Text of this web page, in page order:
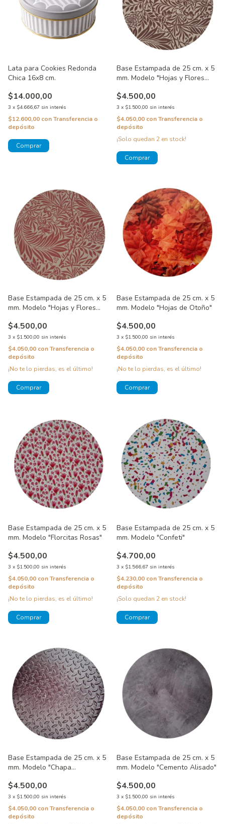
Lata para Cookies Redonda
Chica 16x8 cm.
$14.000,00
3 x $4.666,67 sin interés
$12.600,00 conTransferencia o
depósito
Base Estampada de 25 cm. x 5
mm. Modelo "Hojas y Flores
$4.500,00
3 x $1.500,00 sin interés
$4.050,00 conTransferencia o
depósito
¡Solo quedan 2 en stock!
Base Estampada de 25 cm. x 5
mm. Modelo "Hojas y Flores
$4.500,00
3 x $1.500,00 sin interés
$4.050,00 conTransferencia o
depósito
¡No te lo pierdas, es el último!
Base Estampada de 25 cm. x 5
mm. Modelo "Hojas de Otoño"
$4.500,00
3 x $1.500,00 sin interés
$4.050,00 conTransferencia o
depósito
¡No te lo pierdas, es el último!
Base Estampada de 25 cm. x 5
mm. Modelo "Florcitas Rosas"
$4.500,00
3 x $1.500,00 sin interés
$4.050,00 conTransferencia o
depósito
¡No te lo pierdas, es el último!
Base Estampada de 25 cm. x 5
mm. Modelo "Confeti"
$4.700,00
3 x $1.566,67 sin interés
$4.230,00 conTransferencia o
depósito
¡Solo quedan 2 en stock!
Base Estampada de 25 cm. x 5
mm. Modelo "Chapa
$4.500,00
3 x $1.500,00 sin interés
$4.050,00 conTransferencia o
depósito
Base Estampada de 25 cm. x 5
mm. Modelo "Cemento Alisado"
$4.500,00
3 x $1.500,00 sin interés
$4.050,00 conTransferencia o
depósito